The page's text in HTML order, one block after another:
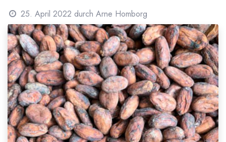
25. April 2022 durch Arne Homborg